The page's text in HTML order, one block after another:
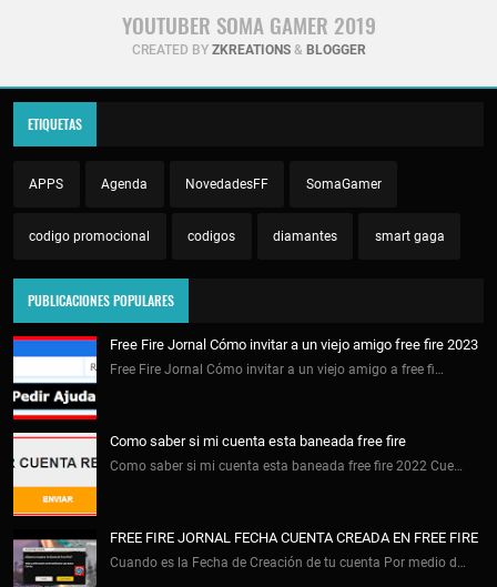
YOUTUBER SOMA GAMER 2019
CREATED BY ZKREATIONS& BLOGGER
ETIQUETAS
APPS Agenda NovedadesFF SomaGamer
codigo promocional codigos diamantes smart gaga
PUBLICACIONES POPULARES
Free Fire Jornal Cómo invitar a un viejo amigo free fire 2023
Free Fire Jornal Cómo invitar a un viejo amigo a free fi…
Como saber si mi cuenta esta baneada free fire
Como saber si mi cuenta esta baneada free fire 2022 Cue…
FREE FIRE JORNAL FECHA CUENTA CREADA EN FREE FIRE
Cuando es la Fecha de Creación de tu cuenta Por medio d…